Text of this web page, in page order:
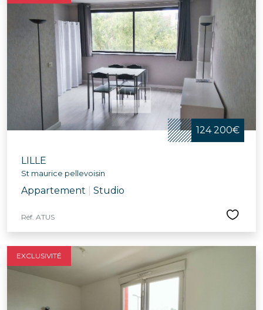
124 200€
LILLE
St maurice pellevoisin
Appartement Studio
Réf. ATUS
EXCLUSIVITÉ